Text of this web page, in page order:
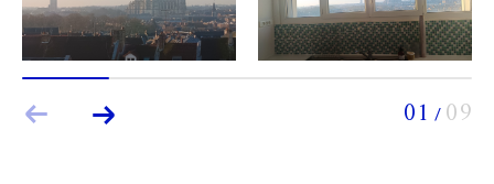
01 / 09
TERRASSE PARKING PISCINE
FILTRER PAR